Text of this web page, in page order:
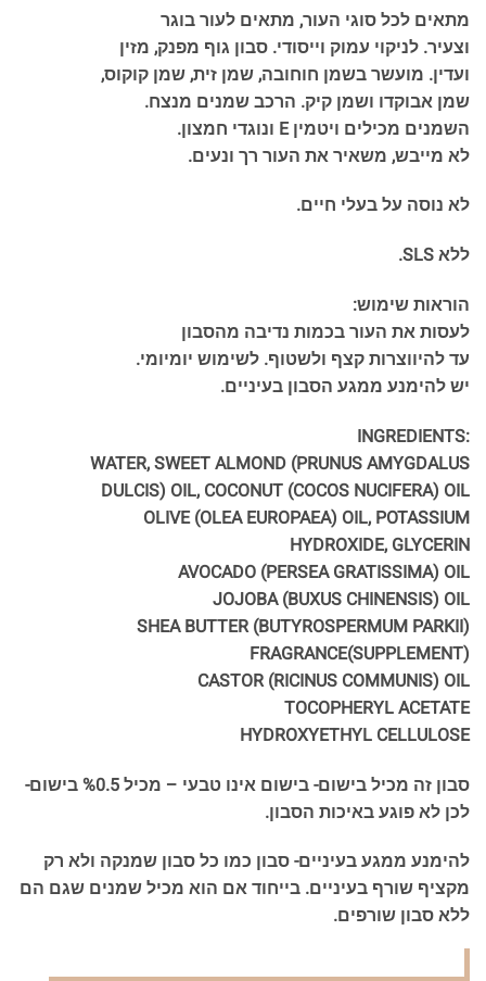
מתאים לכל סוגי העור, מתאים לעור בוגר
וצעיר. לניקוי עמוק וייסודי. סבון גוף מפנק, מזין
ועדין. מועשר בשמן חוחובה, שמן זית, שמן קוקוס,
שמן אבוקדו ושמן קיק. הרכב שמנים מנצח.
השמנים מכילים ויטמין E ונוגדי חמצון.
לא מייבש, משאיר את העור רך ונעים.
לא נוסה על בעלי חיים.
ללא SLS.
הוראות שימוש:
לעסות את העור בכמות נדיבה מהסבון
עד להיווצרות קצף ולשטוף. לשימוש יומיומי.
יש להימנע ממגע הסבון בעיניים.
:INGREDIENTS
WATER, SWEET ALMOND (PRUNUS AMYGDALUS
DULCIS) OIL, COCONUT (COCOS NUCIFERA) OIL
OLIVE (OLEA EUROPAEA) OIL, POTASSIUM
HYDROXIDE, GLYCERIN
AVOCADO (PERSEA GRATISSIMA) OIL
JOJOBA (BUXUS CHINENSIS) OIL
SHEA BUTTER (BUTYROSPERMUM PARKII)
FRAGRANCE(SUPPLEMENT)
CASTOR (RICINUS COMMUNIS) OIL
TOCOPHERYL ACETATE
HYDROXYETHYL CELLULOSE
סבון זה מכיל בישום- בישום אינו טבעי – מכיל %0.5 בישום-
לכן לא פוגע באיכות הסבון.
להימנע ממגע בעיניים- סבון כמו כל סבון שמנקה ולא רק
מקציף שורף בעיניים. בייחוד אם הוא מכיל שמנים שגם הם
ללא סבון שורפים.